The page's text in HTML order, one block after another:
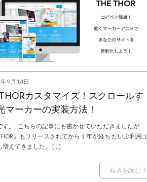
9月14日
カスタマイズ！スクロールす
マーカーの実装方法！
す。 こちらの記事にも書かせていただきましたが
」もリリースされてから１年が経ち だいぶ利用ユ
増えてきました。 […]
続きを読む